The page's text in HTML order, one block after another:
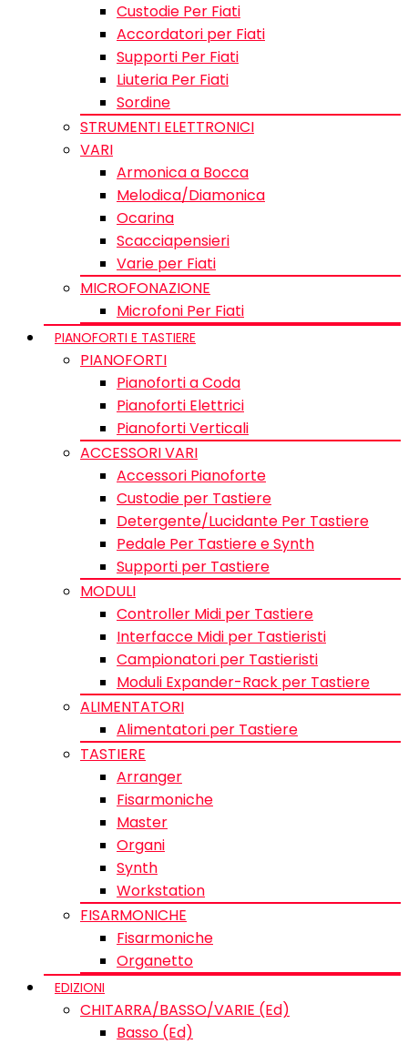
Custodie Per Fiati
Accordatori per Fiati
Supporti Per Fiati
Liuteria Per Fiati
Sordine
STRUMENTI ELETTRONICI
VARI
Armonica a Bocca
Melodica/Diamonica
Ocarina
Scacciapensieri
Varie per Fiati
MICROFONAZIONE
Microfoni Per Fiati
PIANOFORTI E TASTIERE
PIANOFORTI
Pianoforti a Coda
Pianoforti Elettrici
Pianoforti Verticali
ACCESSORI VARI
Accessori Pianoforte
Custodie per Tastiere
Detergente/Lucidante Per Tastiere
Pedale Per Tastiere e Synth
Supporti per Tastiere
MODULI
Controller Midi per Tastiere
Interfacce Midi per Tastieristi
Campionatori per Tastieristi
Moduli Expander-Rack per Tastiere
ALIMENTATORI
Alimentatori per Tastiere
TASTIERE
Arranger
Fisarmoniche
Master
Organi
Synth
Workstation
FISARMONICHE
Fisarmoniche
Organetto
EDIZIONI
CHITARRA/BASSO/VARIE (Ed)
Basso (Ed)